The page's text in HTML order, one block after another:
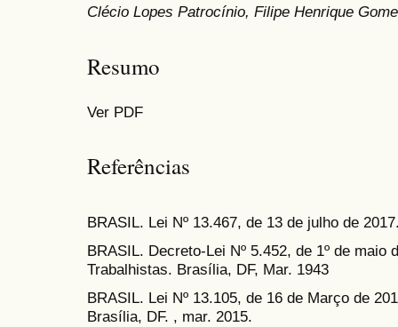
Clécio Lopes Patrocínio, Filipe Henrique
Resumo
Ver PDF
Referências
BRASIL. Lei Nº 13.467, de 13 de julho de
BRASIL. Decreto-Lei Nº 5.452, de 1º de maio
Trabalhistas. Brasília, DF, Mar. 1943
BRASIL. Lei Nº 13.105, de 16 de Março de
Brasília, DF. , mar. 2015.